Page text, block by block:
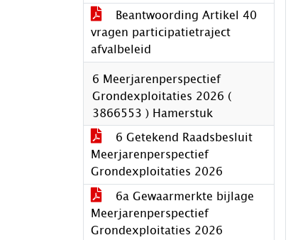
Beantwoording Artikel 40
vragen participatietraject
afvalbeleid
6 Meerjarenperspectief
Grondexploitaties 2026 (
3866553 ) Hamerstuk
6 Getekend Raadsbesluit
Meerjarenperspectief
Grondexploitaties 2026
6a Gewaarmerkte bijlage
Meerjarenperspectief
Grondexploitaties 2026